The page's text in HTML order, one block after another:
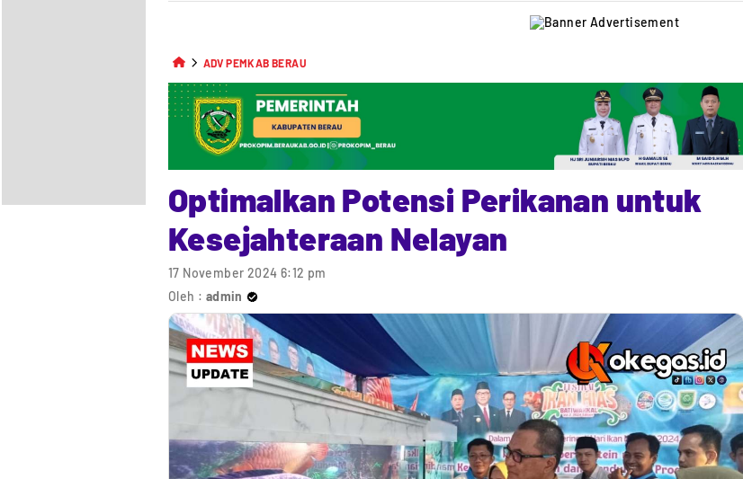
ADV PEMKAB BERAU
Optimalkan Potensi Perikanan untuk
Kesejahteraan Nelayan
17 November 2024 6:12 pm
Oleh : admin